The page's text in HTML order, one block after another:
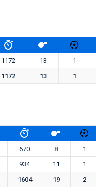
1172 13 1
1172 13 1
670 8 1
934 11 1
1604 19 2